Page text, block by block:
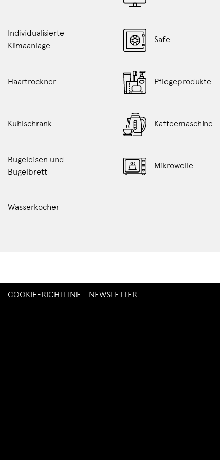
aktualisiert
Individualisierte
Klimaanlage
Safe
Haartrockner Pflegeprodukte
Kühlschrank Kaffeemaschine
Bügeleisen und
Bügelbrett
Mikrowelle
Wasserkocher
COOKIE-RICHTLINIE NEWSLETTER
SICH